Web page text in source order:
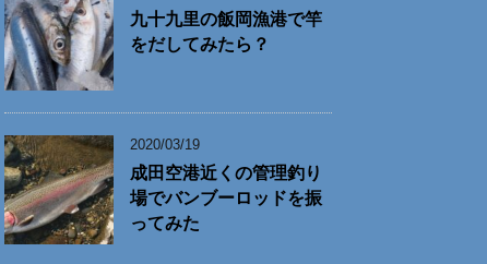
九十九里の飯岡漁港で竿
をだしてみたら？
2020/03/19
成田空港近くの管理釣り
場でバンブーロッドを振
ってみた